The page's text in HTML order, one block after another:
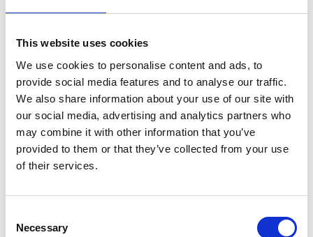
This website uses cookies
We use cookies to personalise content and ads, to
provide social media features and to analyse our traffic.
We also share information about your use of our site with
our social media, advertising and analytics partners who
may combine it with other information that you’ve
provided to them or that they’ve collected from your use
of their services.
Selection
Necessary
7 Agosto 2026
Nel primo semestre è aumentata fortemente la
costruzione di nuove abitazioni
Repubblica Ceca